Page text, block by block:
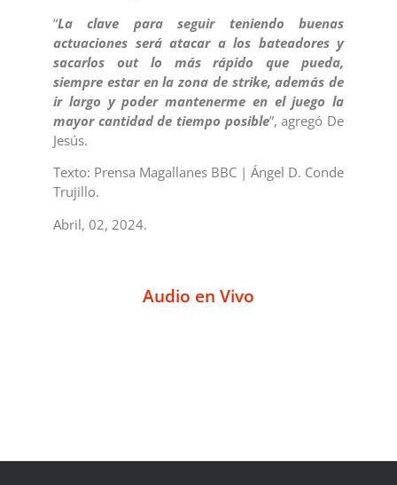
“La clave para seguir teniendo buenas
actuaciones será atacar a los bateadores y
sacarlos out lo más rápido que pueda,
siempre estar en la zona de strike, además de
ir largo y poder mantenerme en el juego la
mayor cantidad de tiempo posible”, agregó De
Jesús.
Texto: Prensa Magallanes BBC | Ángel D. Conde
Trujillo.
Abril, 02, 2024.
Audio en Vivo